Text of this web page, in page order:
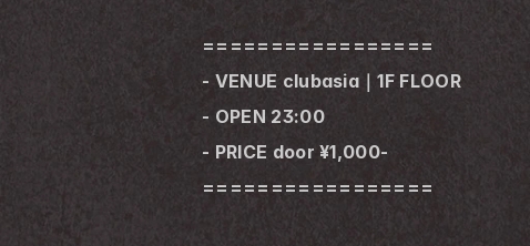
=================
- VENUE clubasia｜1F FLOOR
- OPEN 23:00
- PRICE door ¥1,000-
=================